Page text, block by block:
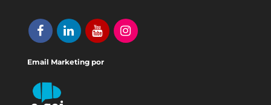
Email Marketing por